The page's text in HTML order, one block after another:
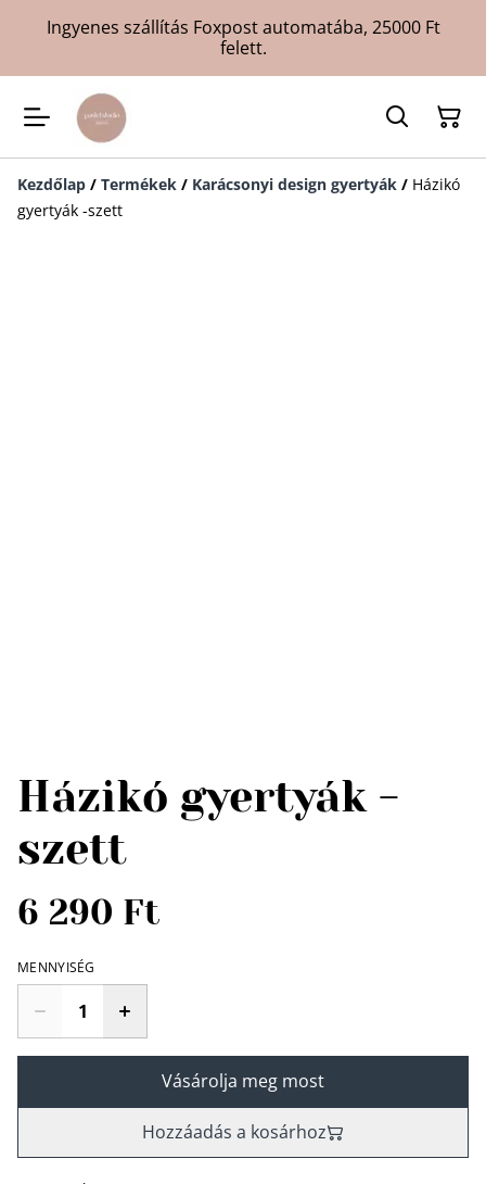
Ingyenes szállítás Foxpost automatába, 25000 Ft
felett.
Kezdőlap / Termékek / Karácsonyi design gyertyák / Házikó
gyertyák -szett
Házikó gyertyák -
szett
6 290 Ft
MENNYISÉG
Vásárolja meg most
Hozzáadás a kosárhoz